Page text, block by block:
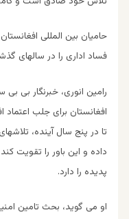
حامیان بین المللی
فساد اداری را در سالهای
رامین انوری، خبرنگار بی
افغانستان برای جلب اعتماد
تا در پنج سال آینده،
داده و این باور را تقویت
پدیده را دارد.
او می گوید، بحث تامین